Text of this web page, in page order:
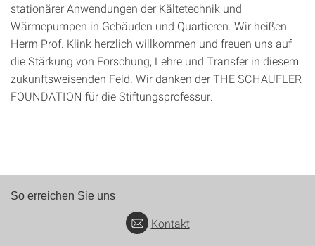
stationärer Anwendungen der Kältetechnik und
Wärmepumpen in Gebäuden und Quartieren. Wir heißen
Herrn Prof. Klink herzlich willkommen und freuen uns auf
die Stärkung von Forschung, Lehre und Transfer in diesem
zukunftsweisenden Feld. Wir danken der THE SCHAUFLER
FOUNDATION für die Stiftungsprofessur.
So erreichen Sie uns
Kontakt